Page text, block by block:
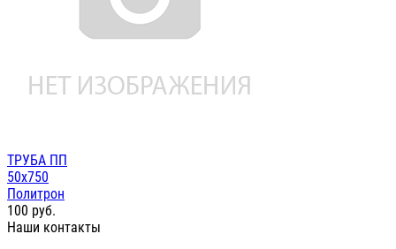
ТРУБА ПП
50х750
Политрон
100 руб.
Наши контакты